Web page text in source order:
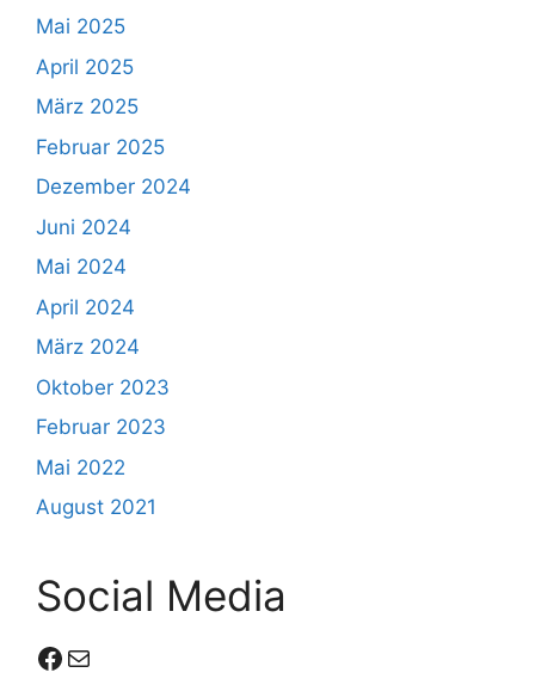
Mai 2025
April 2025
März 2025
Februar 2025
Dezember 2024
Juni 2024
Mai 2024
April 2024
März 2024
Oktober 2023
Februar 2023
Mai 2022
August 2021
Social Media
Facebook
E-Mail